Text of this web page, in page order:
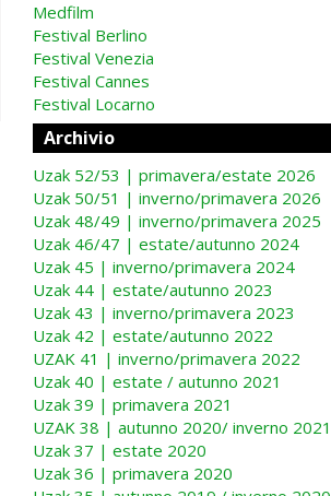
Medfilm
Festival Berlino
Festival Venezia
Festival Cannes
Festival Locarno
Archivio
Uzak 52/53 | primavera/estate 2026
Uzak 50/51 | inverno/primavera 2026
Uzak 48/49 | inverno/primavera 2025
Uzak 46/47 | estate/autunno 2024
Uzak 45 | inverno/primavera 2024
Uzak 44 | estate/autunno 2023
Uzak 43 | inverno/primavera 2023
Uzak 42 | estate/autunno 2022
UZAK 41 | inverno/primavera 2022
Uzak 40 | estate / autunno 2021
Uzak 39 | primavera 2021
UZAK 38 | autunno 2020/ inverno 2021
Uzak 37 | estate 2020
Uzak 36 | primavera 2020